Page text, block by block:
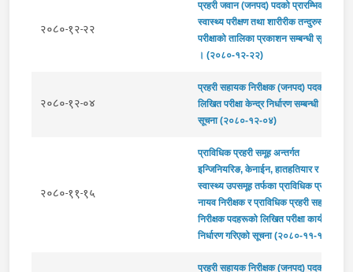
२०८०-१२-२२
प्रहरी जवान (जनपद) पदको प्रारम्भिक
स्वास्थ्य परीक्षण तथा शारीरीक तन्दुरुस्ती
परीक्षाको तालिका प्रकाशन सम्बन्धी सूचना
। (२०८०-१२-२२)
२०८०-१२-०४
प्रहरी सहायक निरीक्षक (जनपद) पदको
लिखित परीक्षा केन्द्र निर्धारण सम्बन्धी
सूचना (२०८०-१२-०४)
२०८०-११-१५
प्राविधिक प्रहरी समूह अन्तर्गत
इन्जिनियरिङ, केनाईन, हातहतियार र
स्वास्थ्य उपसमूह तर्फका प्राविधिक प्रहरी
नायव निरीक्षक र प्राविधिक प्रहरी सहायक
निरीक्षक पदहरूको लिखित परीक्षा कार्यक्रम
निर्धारण गरिएको सूचना (२०८०-११-१५)
प्रहरी सहायक निरीक्षक (जनपद) पदको